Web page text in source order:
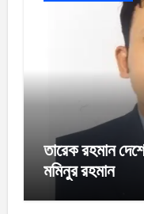
তারেক রহমান
মমিনুর রহমান